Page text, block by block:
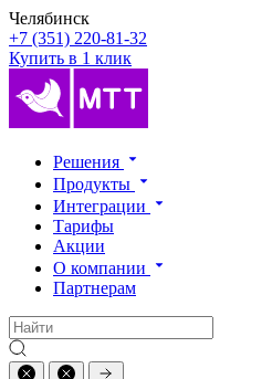
Челябинск
+7 (351) 220-81-32
Купить в 1 клик
Решения
Продукты
Интеграции
Тарифы
Акции
О компании
Партнерам